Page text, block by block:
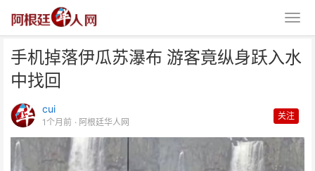
手机掉落伊瓜苏瀑布 游客竟纵身跃入水
中找回
cui
1个月前 · 阿根廷华人网
关注
手机掉落伊瓜苏瀑布 游客竟纵身